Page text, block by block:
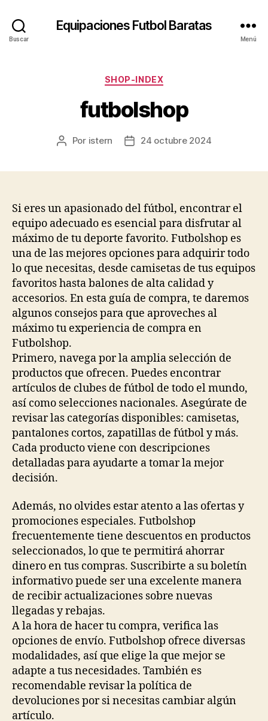
Buscar
Equipaciones Futbol Baratas
Menú
Categorías
SHOP-INDEX
futbolshop
Autor
Por istern
Fecha24 octubre 2024
Si eres un apasionado del fútbol, encontrar el
equipo adecuado es esencial para disfrutar al
máximo de tu deporte favorito. Futbolshop es
una de las mejores opciones para adquirir todo
lo que necesitas, desde camisetas de tus equipos
favoritos hasta balones de alta calidad y
accesorios. En esta guía de compra, te daremos
algunos consejos para que aproveches al
máximo tu experiencia de compra en
Futbolshop.
Primero, navega por la amplia selección de
productos que ofrecen. Puedes encontrar
artículos de clubes de fútbol de todo el mundo,
así como selecciones nacionales. Asegúrate de
revisar las categorías disponibles: camisetas,
pantalones cortos, zapatillas de fútbol y más.
Cada producto viene con descripciones
detalladas para ayudarte a tomar la mejor
decisión.
Además, no olvides estar atento a las ofertas y
promociones especiales. Futbolshop
frecuentemente tiene descuentos en productos
seleccionados, lo que te permitirá ahorrar
dinero en tus compras. Suscribirte a su boletín
informativo puede ser una excelente manera
de recibir actualizaciones sobre nuevas
llegadas y rebajas.
A la hora de hacer tu compra, verifica las
opciones de envío. Futbolshop ofrece diversas
modalidades, así que elige la que mejor se
adapte a tus necesidades. También es
recomendable revisar la política de
devoluciones por si necesitas cambiar algún
artículo.